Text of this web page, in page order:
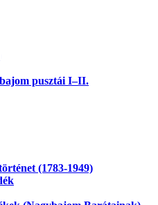
pusztái I–II.
(1783-1949)